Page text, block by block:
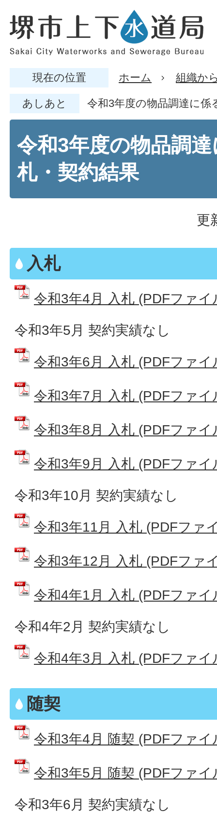
現在の位置 ホーム 組織か
あしあと 令和3年度の物品調達に係
令和3年度の物品調
札・契約結果
更
入札
令和3年4月 入札 (PDFファ
令和3年5月 契約実績なし
令和3年6月 入札 (PDFファ
令和3年7月 入札 (PDFファ
令和3年8月 入札 (PDFファ
令和3年9月 入札 (PDFファ
令和3年10月 契約実績なし
令和3年11月 入札 (PDFファ
令和3年12月 入札 (PDFファ
令和4年1月 入札 (PDFファ
令和4年2月 契約実績なし
令和4年3月 入札 (PDFファ
随契
令和3年4月 随契 (PDFファ
令和3年5月 随契 (PDFファ
令和3年6月 契約実績なし